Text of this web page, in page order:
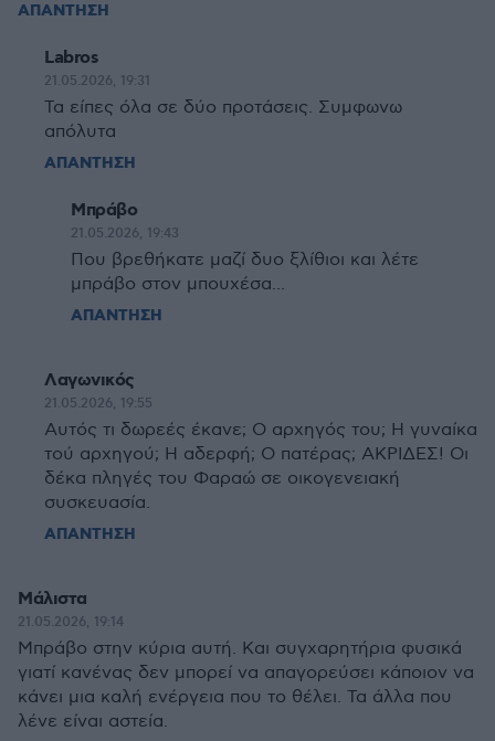
ΑΠΑΝΤΗΣΗ
Labros
21.05.2026, 19:31
Τα είπες όλα σε δύο προτάσεις. Συμφωνω
απόλυτα
ΑΠΑΝΤΗΣΗ
Μπράβο
21.05.2026, 19:43
Που βρεθήκατε μαζί δυο ξλίθιοι και λέτε
μπράβο στον μπουχέσα...
ΑΠΑΝΤΗΣΗ
Λαγωνικός
21.05.2026, 19:55
Αυτός τι δωρεές έκανε; Ο αρχηγός του; Η γυναίκα
τού αρχηγού; Η αδερφή; Ο πατέρας; ΑΚΡΙΔΕΣ! Οι
δέκα πληγές του Φαραώ σε οικογενειακή
συσκευασία.
ΑΠΑΝΤΗΣΗ
Μάλιστα
21.05.2026, 19:14
Μπράβο στην κύρια αυτή. Και συγχαρητήρια φυσικά
γιατί κανένας δεν μπορεί να απαγορεύσει κάποιον να
κάνει μια καλή ενέργεια που το θέλει. Τα άλλα που
λένε είναι αστεία.